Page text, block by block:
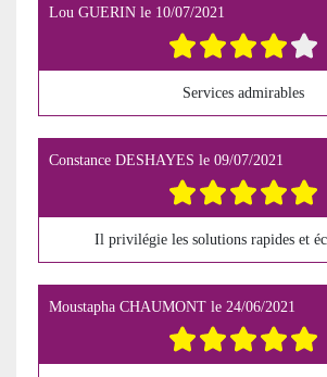
Lou GUERIN le 10/07/2021
Services admirables
Constance DESHAYES le 09/07/2021
Il privilégie les solutions rapides et
Moustapha CHAUMONT le 24/06/2021